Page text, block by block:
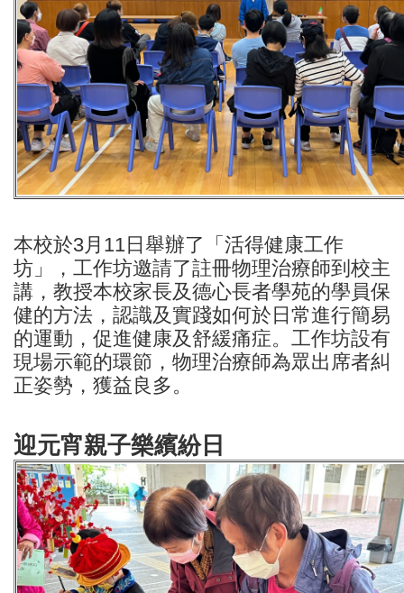
本校於3月11日舉辦了「活得健康工作
坊」，工作坊邀請了註冊物理治療師到校主
講，教授本校家長及德心長者學苑的學員保
健的方法，認識及實踐如何於日常進行簡易
的運動，促進健康及舒緩痛症。工作坊設有
現場示範的環節，物理治療師為眾出席者糾
正姿勢，獲益良多。
迎元宵親子樂繽紛日